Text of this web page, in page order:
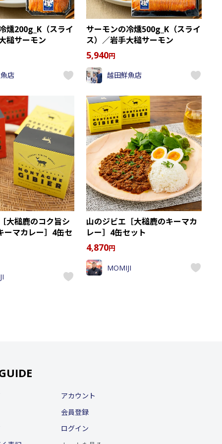
燻200g_K（スライ
槌サーモン
店
サーモンの冷燻500g_K（スライ
ス）／岩手大槌サーモン
5,940円
越田鮮魚店
大槌鹿のコク旨シ
ーマカレー］4缶セ
山のジビエ［大槌鹿のキーマカ
レー］4缶セット
4,870円
MOMIJI
アカウント
会員登録
ログイン